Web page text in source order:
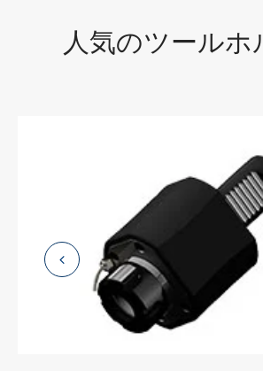
人気のツールホ